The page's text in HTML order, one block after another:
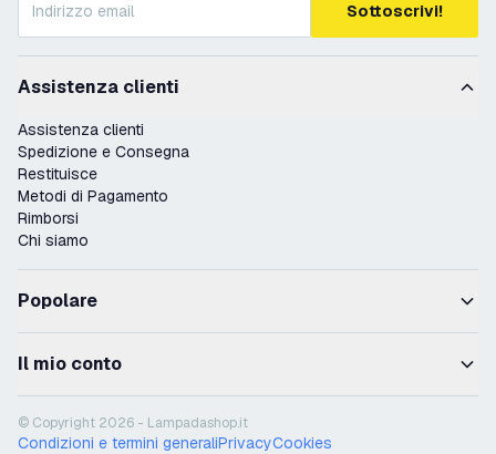
Sottoscrivi!
Assistenza clienti
Assistenza clienti
Spedizione e Consegna
Restituisce
Metodi di Pagamento
Rimborsi
Chi siamo
Popolare
Il mio conto
© Copyright 2026 - Lampadashop.it
Condizioni e termini generaliPrivacyCookies